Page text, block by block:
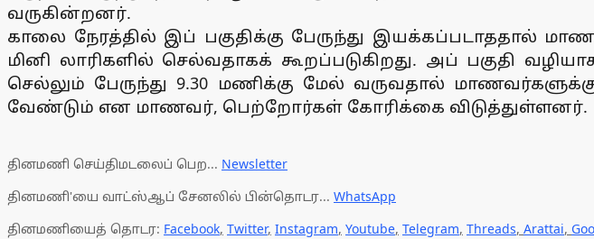
வருகின்றனர்.
காலை நேரத்தில் இப் பகுதிக்கு பேருந்து இயக்கப்படாததால்
மினி லாரிகளில் செல்வதாகக் கூறப்படுகிறது. அப் பகுதி
செல்லும் பேருந்து 9.30 மணிக்கு மேல் வருவதால்
வேண்டும் என மாணவர், பெற்றோர்கள் கோரிக்கை விடுத்துள்ளனர்.
தினமணி செய்திமடலைப் பெற... Newsletter
தினமணி'யை வாட்ஸ்ஆப் சேனலில் பின்தொடர... WhatsApp
தினமணியைத் தொடர: Facebook, Twitter, Instagram, Youtube, Telegram, Threads, Arattai,